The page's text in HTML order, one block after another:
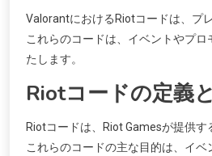
ValorantにおけるRiotコードは、プ
これらのコードは、イベントやプ
たします。
Riotコードの定義
Riotコードは、Riot Gamesが提供
これらのコードの主な目的は、イ